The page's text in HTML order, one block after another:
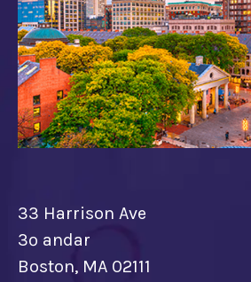
33 Harrison Ave
3º andar
Boston, MA 02111